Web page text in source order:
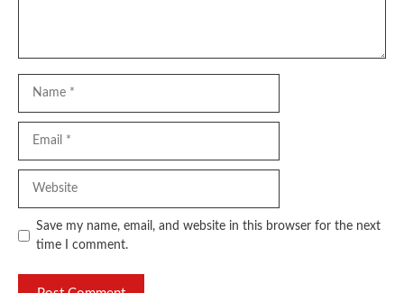
Save my name, email, and website in this browser for the next
time I comment.